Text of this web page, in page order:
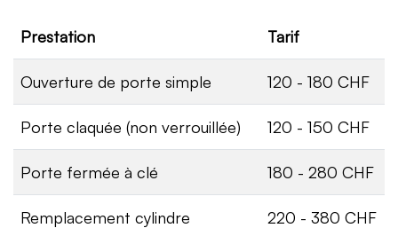
Prestation Tarif
Ouverture de porte simple 120 - 180 CHF
Porte claquée (non verrouillée) 120 - 150 CHF
Porte fermée à clé 180 - 280 CHF
Remplacement cylindre
220 - 380 CHF